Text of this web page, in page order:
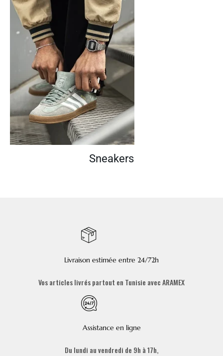
Sneakers
Livraison estimée entre 24/72h
Vos articles livrés partout en Tunisie avec ARAMEX
Assistance en ligne
Du lundi au vendredi de 9h à 17h,